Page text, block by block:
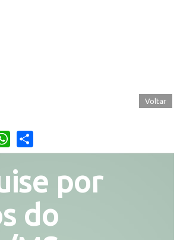
Voltar
WhatsApp
por
do